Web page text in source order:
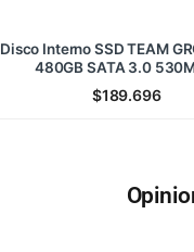
Disco Interno SSD TEAM
480GB SATA 3.0
$189.696